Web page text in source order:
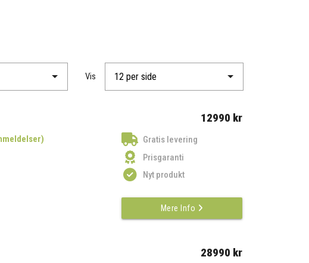
Vis
12990 kr
Gratis levering
Prisgaranti
Nyt produkt
Mere Info
28990 kr